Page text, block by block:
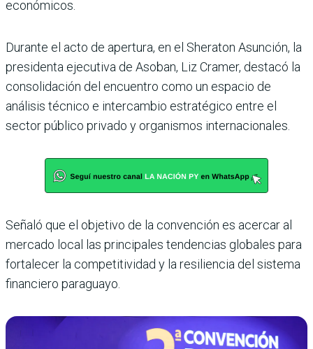
económicos.
Durante el acto de apertura, en el Sheraton Asunción, la
presidenta ejecutiva de Asoban, Liz Cramer, destacó la
consolidación del encuentro como un espacio de
análisis técnico e intercambio estratégico entre el
sector público privado y organismos internacionales.
Señaló que el objetivo de la convención es acercar al
mercado local las principales tendencias globales para
fortalecer la competitividad y la resiliencia del sistema
financiero paraguayo.